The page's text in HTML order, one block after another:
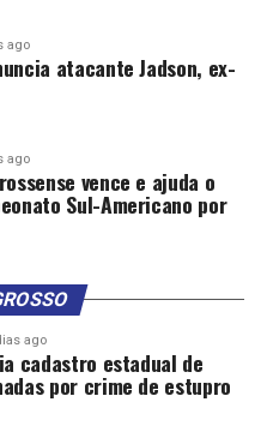
ago
atacante Jadson, ex-
ago
vence e ajuda o
Sul-Americano por
ago
cadastro estadual de
por crime de estupro